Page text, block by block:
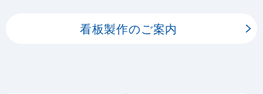
看板製作のご案内